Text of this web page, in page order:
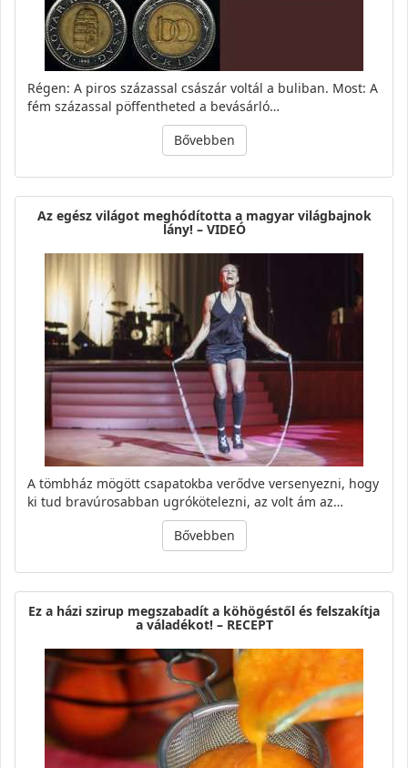
Régen: A piros százassal császár voltál a buliban. Most: A
fém százassal pöffentheted a bevásárló…
Bővebben
Az egész világot meghódította a magyar világbajnok
lány! – VIDEÓ
A tömbház mögött csapatokba verődve versenyezni, hogy
ki tud bravúrosabban ugrókötelezni, az volt ám az…
Bővebben
Ez a házi szirup megszabadít a köhögéstől és felszakítja
a váladékot! – RECEPT